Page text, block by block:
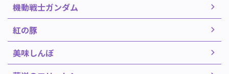
機動戦士ガンダム
紅の豚
美味しんぼ